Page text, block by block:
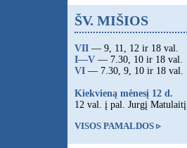
ŠV. MIŠIOS
VII — 9, 11, 12 ir 18 val.
I—V — 7.30, 10 ir 18 val.
VI — 7.30, 9, 10 ir 18 val.
Kiekvieną mėnesį 12 d.
12 val. į pal. Jurgį Matulaitį
VISOS PAMALDOS ▹